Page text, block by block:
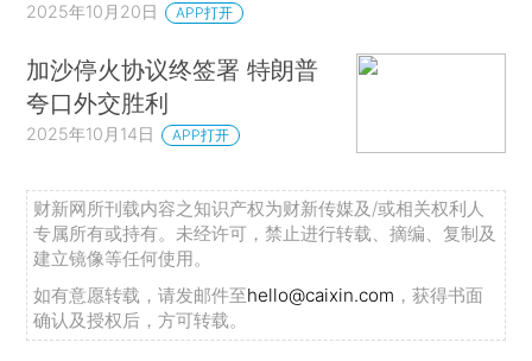
2025年10月20日 APP打开
加沙停火协议终签署 特朗普
夸口外交胜利
2025年10月14日 APP打开
财新网所刊载内容之知识产权为财新传媒及/或相关权利人
专属所有或持有。未经许可，禁止进行转载、摘编、复制及
建立镜像等任何使用。
如有意愿转载，请发邮件至hello@caixin.com ，获得书面
确认及授权后，方可转载。